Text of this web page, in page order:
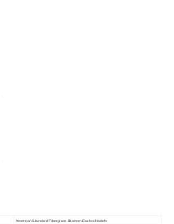
American Standard Fiberglass Bitumen Dachschindeln